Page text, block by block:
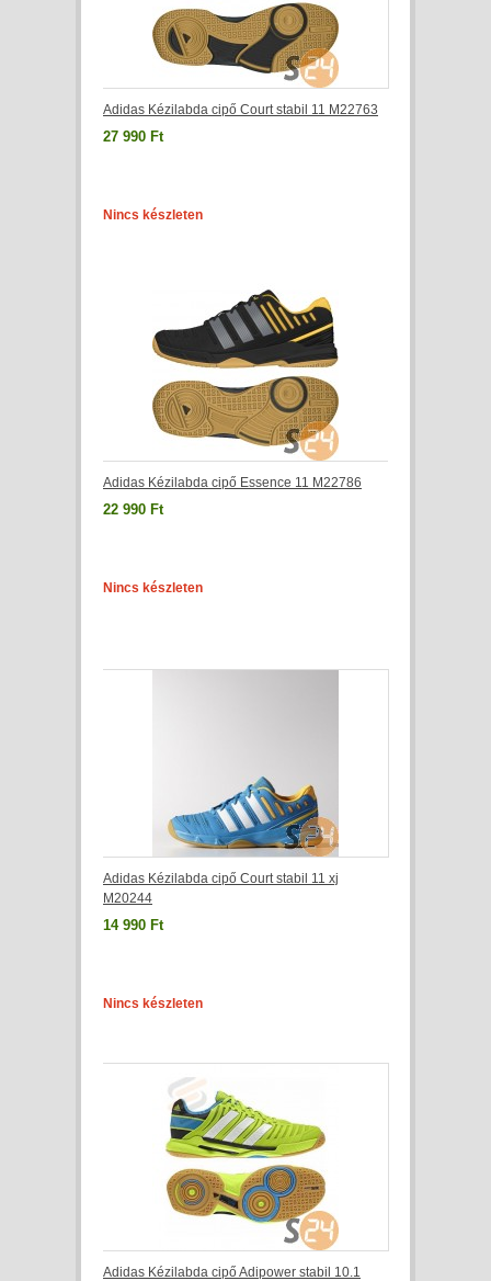
Adidas Kézilabda cipő Court stabil 11 M22763
27 990 Ft
Nincs készleten
Adidas Kézilabda cipő Essence 11 M22786
22 990 Ft
Nincs készleten
Adidas Kézilabda cipő Court stabil 11 xj
M20244
14 990 Ft
Nincs készleten
Adidas Kézilabda cipő Adipower stabil 10.1